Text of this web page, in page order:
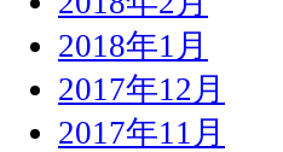
2018年1月
2017年12月
2017年11月